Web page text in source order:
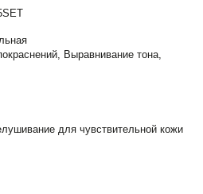
Выравнивание тона,
для чувствительной кожи